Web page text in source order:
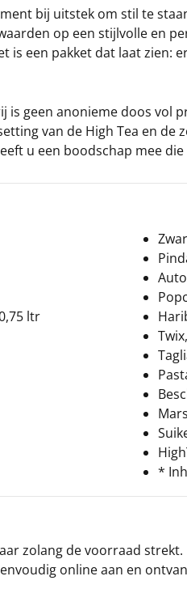
bij uitstek om stil te
op een stijlvolle en
is een pakket dat laat zien:
is geen anonieme doos
van de High Tea en
u een boodschap mee
ltr
*
zolang de voorraad
online aan en